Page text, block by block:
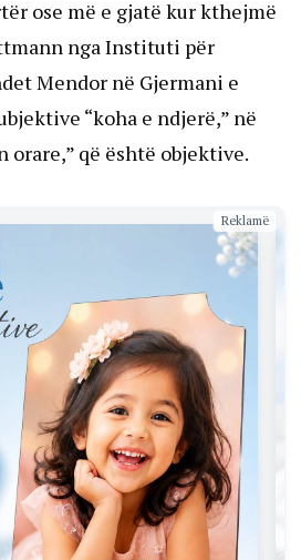
ose më e gjatë kur kthejmë
nga Instituti për
Mendor në Gjermani e
“koha e ndjerë,” në
orare,” që është objektive.
Reklamë